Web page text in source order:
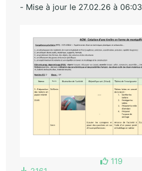
- Mise à jour le 27.02.26 à 06:03
119